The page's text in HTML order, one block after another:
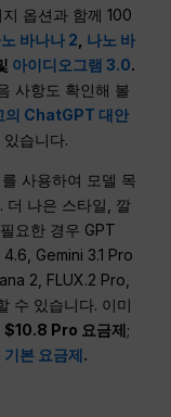
옵션과 함께 100
바나나 2 나노 바
아이디오그램 3.0.
사항도 확인해 볼
의 ChatGPT 대안
습니다.
를 사용하여 모델 목
더 나은 스타일, 깔
요한 경우 GPT
Gemini 3.1 Pro
2, FLUX.2 Pro,
수 있습니다. 이미
$10.8 Pro 요금제;
본 요금제.